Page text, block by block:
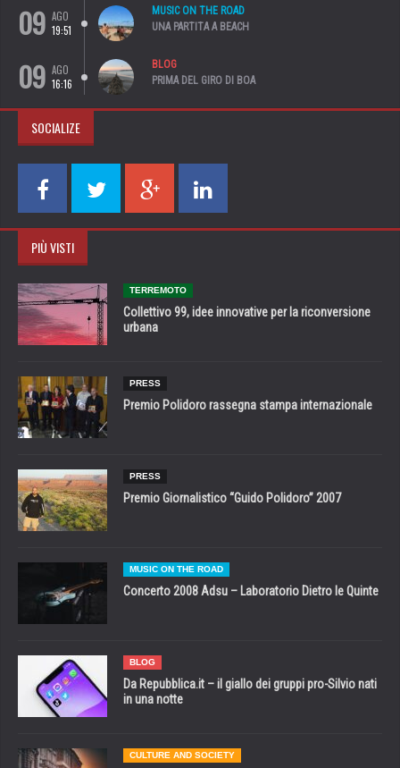
09 AGO
19:51
MUSIC ON THE ROAD
UNA PARTITA A BEACH
09 AGO
16:16
BLOG
PRIMA DEL GIRO DI BOA
SOCIALIZE
PIÙ VISTI
TERREMOTO
Collettivo 99, idee innovative per la riconversione
urbana
PRESS
Premio Polidoro rassegna stampa internazionale
PRESS
Premio Giornalistico “Guido Polidoro” 2007
MUSIC ON THE ROAD
Concerto 2008 Adsu – Laboratorio Dietro le Quinte
BLOG
Da Repubblica.it – il giallo dei gruppi pro-Silvio nati
in una notte
CULTURE AND SOCIETY